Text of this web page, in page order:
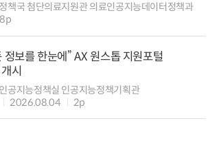
책국 첨단의료지원관 의료인공지능데이터정책과
정보를 한눈에” AX 원스톱 지원포털
시
공지능정책실 인공지능정책기획관
2026.08.04 2p